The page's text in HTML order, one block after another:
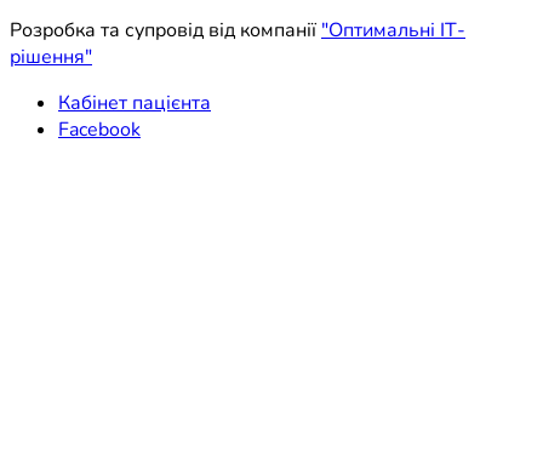
Розробка та супровід від компанії "Оптимальні ІТ-
рішення"
Кабінет пацієнта
Facebook